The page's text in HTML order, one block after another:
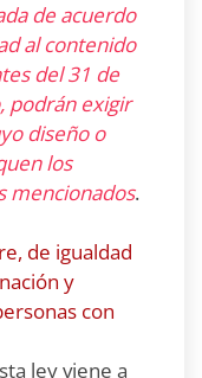
de acuerdo
al contenido
del 31 de
podrán exigir
diseño o
los
mencionados.
de igualdad
y
con
ley viene a